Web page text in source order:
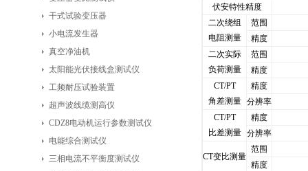
干式试验变压器
小电流发生器
真空净油机
太阳能光伏接线盒测试仪
工频耐压试验装置
超声波线缆测高仪
CDZ8电动机运行参数测试仪
电能综合测试仪
三相电流不平衡度测试仪
伏安特性精度
二次绕组
电阻测量
范围
精度
二次实际
负荷测量
范围
精度
CT/PT
角差测量
精度
分辨率
CT/PT
比差测量
精度
分辨率
CT变比测量
范围
精度